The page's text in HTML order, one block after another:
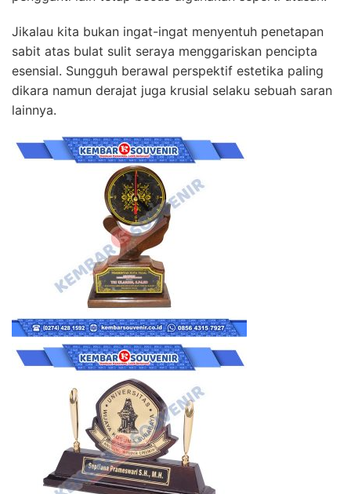
Jikalau kita bukan ingat-ingat menyentuh penetapan
sabit atas bulat sulit seraya menggariskan pencipta
esensial. Sungguh berawal perspektif estetika paling
dikara namun derajat juga krusial selaku sebuah saran
lainnya.